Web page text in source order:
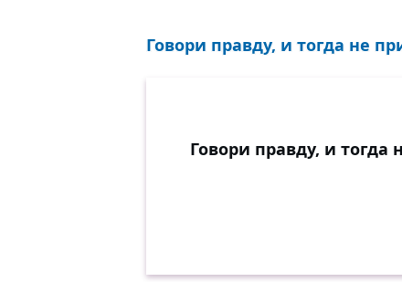
Говори правду, и тогда не
Говори правду, и тогда